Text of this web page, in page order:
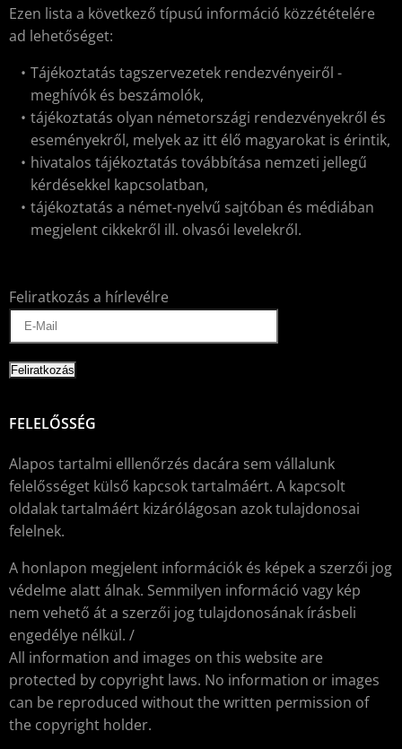
Ezen lista a következő típusú információ közzétételére
ad lehetőséget:
Tájékoztatás tagszervezetek rendezvényeiről -
meghívók és beszámolók,
tájékoztatás olyan németországi rendezvényekről és
eseményekről, melyek az itt élő magyarokat is érintik,
hivatalos tájékoztatás továbbítása nemzeti jellegű
kérdésekkel kapcsolatban,
tájékoztatás a német-nyelvű sajtóban és médiában
megjelent cikkekről ill. olvasói levelekről.
Feliratkozás a hírlevélre
FELELŐSSÉG
Alapos tartalmi elllenőrzés dacára sem vállalunk
felelősséget külső kapcsok tartalmáért. A kapcsolt
oldalak tartalmáért kizárólágosan azok tulajdonosai
felelnek.
A honlapon megjelent információk és képek a szerzői jog
védelme alatt álnak. Semmilyen információ vagy kép
nem vehető át a szerzői jog tulajdonosának írásbeli
engedélye nélkül. /
All information and images on this website are
protected by copyright laws. No information or images
can be reproduced without the written permission of
the copyright holder.